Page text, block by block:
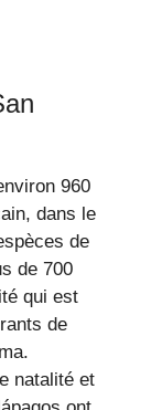
960
dans le
de
de 700
qui est
de
natalité et